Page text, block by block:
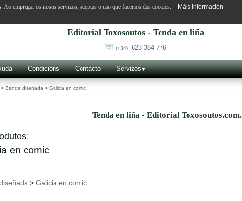
Editorial Toxosoutos - Tenda en liña
(+34) 623 384 776
Condicións Contacto Servizos
> Banda diseñada > Galicia en comic
Tenda en liña - Editorial Toxosoutos.com.
en comic
> Galicia en comic
empregar os nosos servizos, aceptas o uso que facemos das cookies. Máis información